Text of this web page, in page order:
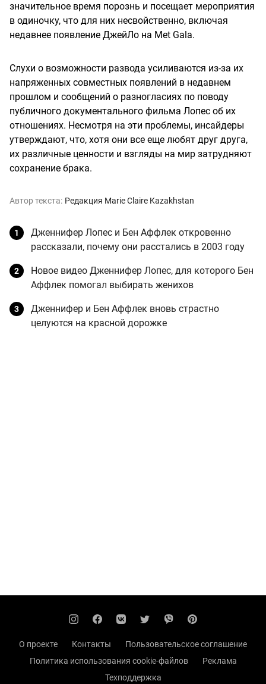
значительное время порознь и посещает мероприятия
в одиночку, что для них несвойственно, включая
недавнее появление ДжейЛо на Met Gala.
Слухи о возможности развода усиливаются из-за их
напряженных совместных появлений в недавнем
прошлом и сообщений о разногласиях по поводу
публичного документального фильма Лопес об их
отношениях. Несмотря на эти проблемы, инсайдеры
утверждают, что, хотя они все еще любят друг друга,
их различные ценности и взгляды на мир затрудняют
сохранение брака.
Автор текста: Редакция Marie Claire Kazakhstan
Дженнифер Лопес и Бен Аффлек откровенно
рассказали, почему они расстались в 2003 году
Новое видео Дженнифер Лопес, для которого Бен
Аффлек помогал выбирать женихов
Дженнифер и Бен Аффлек вновь страстно
целуются на красной дорожке
О проекте Контакты
Пользовательское соглашение
Политика использования cookie-файлов
Реклама
Техподдержка